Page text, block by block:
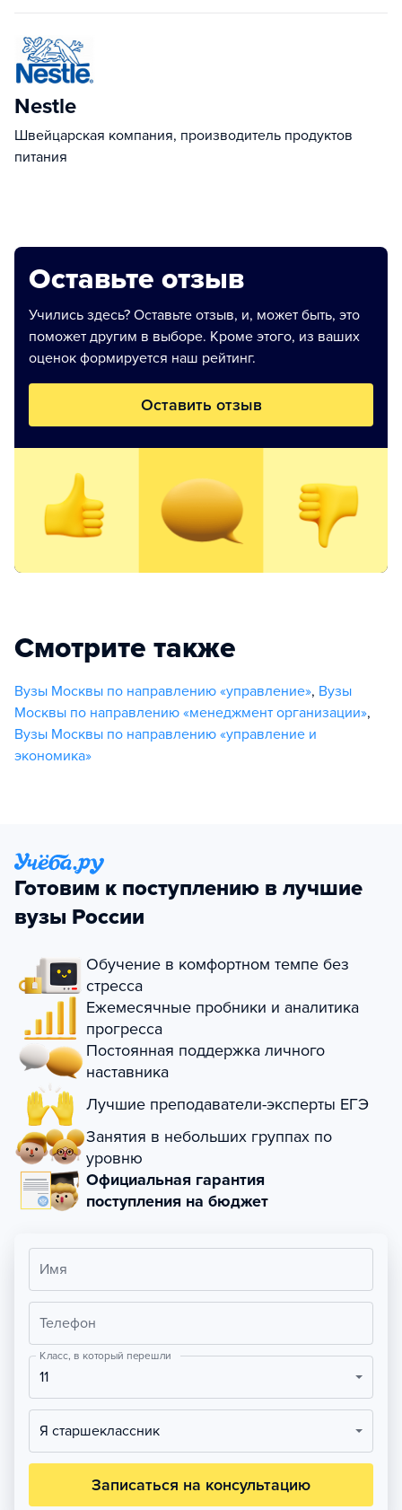
Nestle
Швейцарская компания, производитель продуктов
питания
Оставьте отзыв
Учились здесь? Оставьте отзыв, и, может быть, это
поможет другим в выборе. Кроме этого, из ваших
оценок формируется наш рейтинг.
Оставить отзыв
Смотрите также
Вузы Москвы по направлению «управление», Вузы
Москвы по направлению «менеджмент организации»,
Вузы Москвы по направлению «управление и
экономика»
Готовим к поступлению в лучшие
вузы России
Обучение в комфортном темпе без
стресса
Ежемесячные пробники и аналитика
прогресса
Постоянная поддержка личного
наставника
Лучшие преподаватели-эксперты ЕГЭ
Занятия в небольших группах по
уровню
Официальная гарантия
поступления на бюджет
Имя
Телефон
Класс, в который перешли
11
Я старшеклассник
Записаться на консультацию